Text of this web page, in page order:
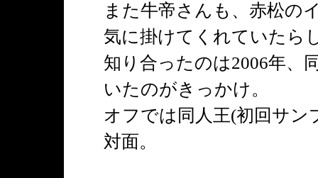
また牛帝さんも、赤松の
気に掛けてくれていたら
知り合ったのは2006年、
いたのがきっかけ。
オフでは同人王(初回サン
対面。